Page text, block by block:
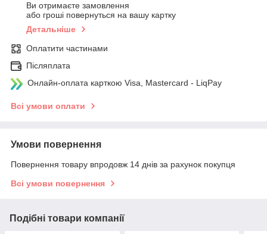
Ви отримаєте замовлення
або гроші повернуться на вашу картку
Детальніше
Оплатити частинами
Післяплата
Онлайн-оплата карткою Visa, Mastercard - LiqPay
Всі умови оплати
Умови повернення
Повернення товару впродовж 14 днів за рахунок покупця
Всі умови повернення
Подібні товари компанії